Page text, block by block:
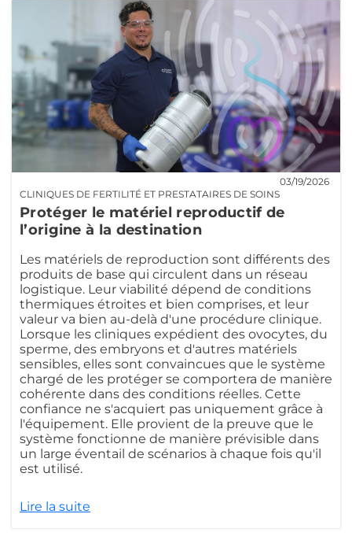
CLINIQUES DE FERTILITÉ ET PRESTATAIRES DE SOINS
03/19/2026
Protéger le matériel reproductif de
l’origine à la destination
Les matériels de reproduction sont différents des
produits de base qui circulent dans un réseau
logistique. Leur viabilité dépend de conditions
thermiques étroites et bien comprises, et leur
valeur va bien au-delà d'une procédure clinique.
Lorsque les cliniques expédient des ovocytes, du
sperme, des embryons et d'autres matériels
sensibles, elles sont convaincues que le système
chargé de les protéger se comportera de manière
cohérente dans des conditions réelles. Cette
confiance ne s'acquiert pas uniquement grâce à
l'équipement. Elle provient de la preuve que le
système fonctionne de manière prévisible dans
un large éventail de scénarios à chaque fois qu'il
est utilisé.
Lire la suite